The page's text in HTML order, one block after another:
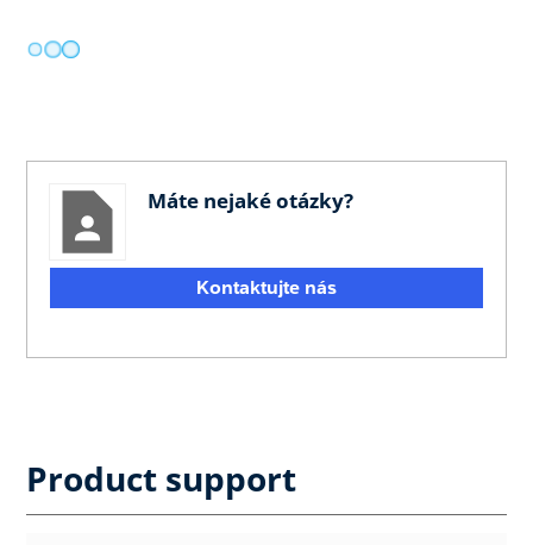
Máte nejaké otázky?
Kontaktujte nás
Product support